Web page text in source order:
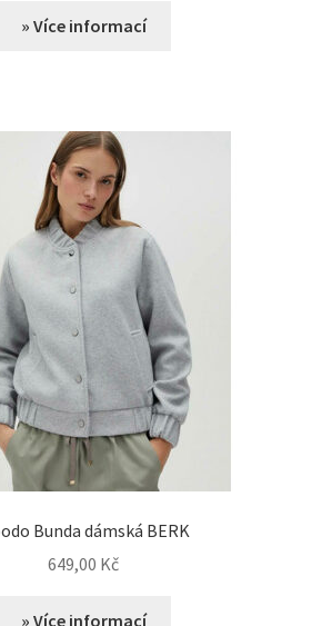
» Více informací
Bunda dámská BERK
649,00 Kč
» Více informací